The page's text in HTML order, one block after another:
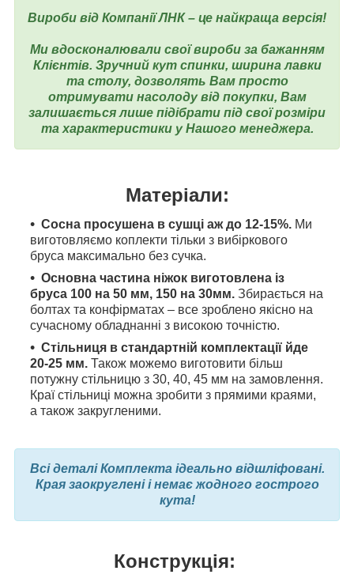
Вироби від Компанії ЛНК – це найкраща версія!
Ми вдосконалювали свої вироби за бажанням
Клієнтів. Зручний кут спинки, ширина лавки
та столу, дозволять Вам просто
отримувати насолоду від покупки, Вам
залишається лише підібрати під свої розміри
та характеристики у Нашого менеджера.
Матеріали:
Сосна просушена в сушці аж до 12-15%. Ми
виготовляємо коплекти тільки з вибіркового
бруса максимально без сучка.
Основна частина ніжок виготовлена ​​із
бруса 100 на 50 мм, 150 на 30мм. Збирається на
болтах та конфірматах – все зроблено якісно на
сучасному обладнанні з високою точністю.
Стільниця в стандартній комплектації йде
20-25 мм. Також можемо виготовити більш
потужну стільницю з 30, 40, 45 мм на замовлення.
Краї стільниці можна зробити з прямими краями,
а також закругленими.
Всі деталі Комплекта ідеально відшліфовані.
Края заокруглені і немає жодного гострого
кута!
Конструкція: